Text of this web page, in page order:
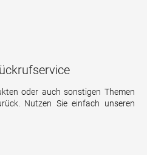
oder auch sonstigen Themen
Nutzen Sie einfach unseren